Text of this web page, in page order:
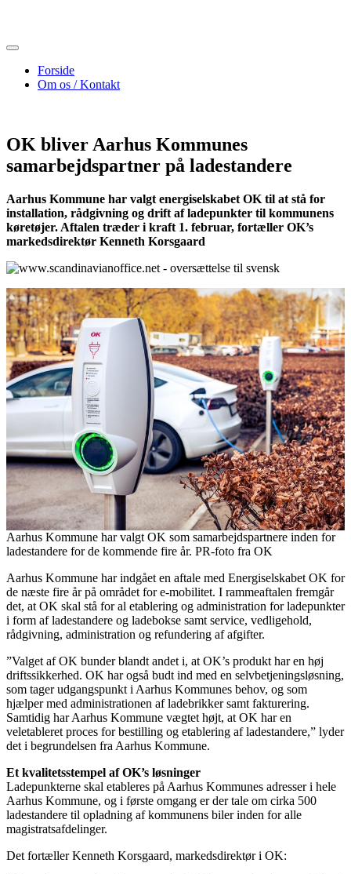
Forside
Om os / Kontakt
OK bliver Aarhus Kommunes
samarbejdspartner på ladestandere
Aarhus Kommune har valgt energiselskabet OK til at stå for
installation, rådgivning og drift af ladepunkter til kommunens
køretøjer. Aftalen træder i kraft 1. februar, fortæller OK’s
markedsdirektør Kenneth Korsgaard
Aarhus Kommune har valgt OK som samarbejdspartnere inden for
ladestandere for de kommende fire år. PR-foto fra OK
Aarhus Kommune har indgået en aftale med Energiselskabet OK for
de næste fire år på området for e-mobilitet. I rammeaftalen fremgår
det, at OK skal stå for al etablering og administration for ladepunkter
i form af ladestandere og ladebokse samt service, vedligehold,
rådgivning, administration og refundering af afgifter.
”Valget af OK bunder blandt andet i, at OK’s produkt har en høj
driftssikkerhed. OK har også budt ind med en selvbetjeningsløsning,
som tager udgangspunkt i Aarhus Kommunes behov, og som
hjælper med administrationen af ladebrikker samt fakturering.
Samtidig har Aarhus Kommune vægtet højt, at OK har en
veletableret proces for bestilling og etablering af ladestandere,” lyder
det i begrundelsen fra Aarhus Kommune.
Et kvalitetsstempel af OK’s løsninger
Ladepunkterne skal etableres på Aarhus Kommunes adresser i hele
Aarhus Kommune, og i første omgang er der tale om cirka 500
ladestandere til opladning af kommunens biler inden for alle
magistratsafdelinger.
Det fortæller Kenneth Korsgaard, markedsdirektør i OK: